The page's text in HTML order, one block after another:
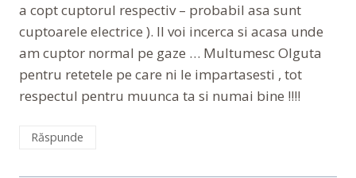
a copt cuptorul respectiv – probabil asa sunt
cuptoarele electrice ). Il voi incerca si acasa unde
am cuptor normal pe gaze … Multumesc Olguta
pentru retetele pe care ni le impartasesti , tot
respectul pentru muunca ta si numai bine !!!!
Răspunde